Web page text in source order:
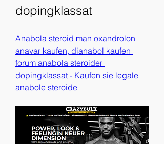
dopingklassat
Anabola steroid man oxandrolon
anavar kaufen, dianabol kaufen
forum anabola steroider
dopingklassat - Kaufen sie legale
anabole steroide